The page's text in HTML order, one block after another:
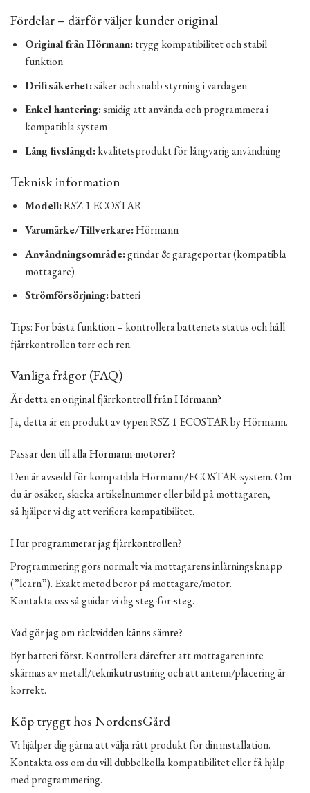
Fördelar – därför väljer kunder original
Original från Hörmann:trygg kompatibilitet och stabil
funktion
Driftsäkerhet:säker och snabb styrning i vardagen
Enkel hantering:smidig att använda och programmera i
kompatibla system
Lång livslängd:kvalitetsprodukt för långvarig användning
Teknisk information
Modell:RSZ 1 ECOSTAR
Varumärke/Tillverkare:Hörmann
Användningsområde:grindar & garageportar (kompatibla
mottagare)
Strömförsörjning:batteri
Tips: För bästa funktion – kontrollera batteriets status och håll
fjärrkontrollen torr och ren.
Vanliga frågor (FAQ)
Är detta en original fjärrkontroll från Hörmann?
Ja, detta är en produkt av typen RSZ 1 ECOSTAR by Hörmann.
Passar den till alla Hörmann-motorer?
Den är avsedd för kompatibla Hörmann/ECOSTAR-system. Om
du är osäker, skicka artikelnummer eller bild på mottagaren,
så hjälper vi dig att verifiera kompatibilitet.
Hur programmerar jag fjärrkontrollen?
Programmering görs normalt via mottagarens inlärningsknapp
(”learn”). Exakt metod beror på mottagare/motor.
Kontakta oss så guidar vi dig steg-för-steg.
Vad gör jag om räckvidden känns sämre?
Byt batteri först. Kontrollera därefter att mottagaren inte
skärmas av metall/teknikutrustning och att antenn/placering är
korrekt.
Köp tryggt hos NordensGård
Vi hjälper dig gärna att välja rätt produkt för din installation.
Kontakta oss om du vill dubbelkolla kompatibilitet eller få hjälp
med programmering.